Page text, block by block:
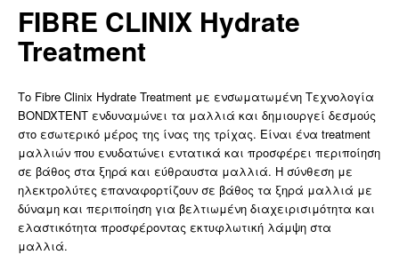
FIBRE CLINIX Hydrate
Treatment
Το Fibre Clinix Hydrate Treatment με ενσωματωμένη Τεχνολογία
BONDXTENT ενδυναμώνει τα μαλλιά και δημιουργεί δεσμούς
στο εσωτερικό μέρος της ίνας της τρίχας. Είναι ένα treatment
μαλλιών που ενυδατώνει εντατικά και προσφέρει περιποίηση
σε βάθος στα ξηρά και εύθραυστα μαλλιά. Η σύνθεση με
ηλεκτρολύτες επαναφορτίζουν σε βάθος τα ξηρά μαλλιά με
δύναμη και περιποίηση για βελτιωμένη διαχειρισιμότητα και
ελαστικότητα προσφέροντας εκτυφλωτική λάμψη στα
μαλλιά.